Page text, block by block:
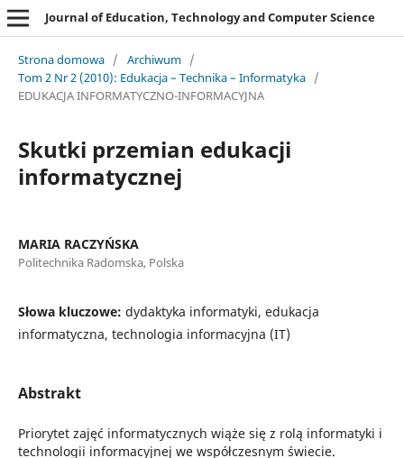
Journal of Education, Technology and Computer Science
Strona domowa / Archiwum /
Tom 2 Nr 2 (2010): Edukacja – Technika – Informatyka /
EDUKACJA INFORMATYCZNO-INFORMACYJNA
Skutki przemian edukacji
informatycznej
MARIA RACZYŃSKA
Politechnika Radomska, Polska
Słowa kluczowe: dydaktyka informatyki, edukacja
informatyczna, technologia informacyjna (IT)
Abstrakt
Priorytet zajęć informatycznych wiąże się z rolą informatyki i
technologii informacyjnej we współczesnym świecie.